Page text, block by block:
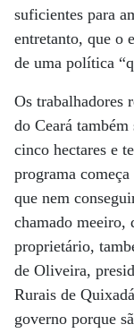
suficientes para
entretanto, que o
de uma política
Os trabalhadores
do Ceará
cinco hectares e
programa
que nem
chamado meeiro,
proprietário,
de Oliveira,
Rurais de
governo porque